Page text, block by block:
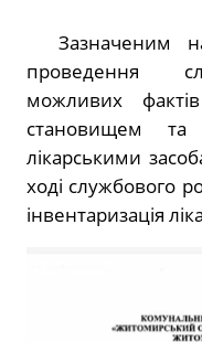
Зазначеним
проведення
можливих
становищем та
лікарськими
ході службового
інвентаризація